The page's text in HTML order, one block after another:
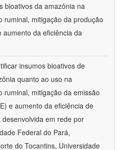
bioativos da amazônia na
ruminal, mitigação da produção
da eficiência da
insumos bioativos de
quanto ao uso na
ruminal, mitigação da emissão
e aumento da eficiência de
em rede por
Federal do Pará,
do Tocantins, Universidade